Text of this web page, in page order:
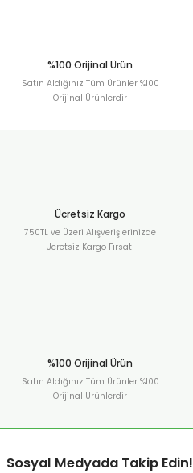
%100 Orijinal Ürün
Satın Aldığınız Tüm Ürünler %100
Orijinal Ürünlerdir
Ücretsiz Kargo
750TL ve Üzeri Alışverişlerinizde
Ücretsiz Kargo Fırsatı
%100 Orijinal Ürün
Satın Aldığınız Tüm Ürünler %100
Orijinal Ürünlerdir
Sosyal Medyada Takip Edin!